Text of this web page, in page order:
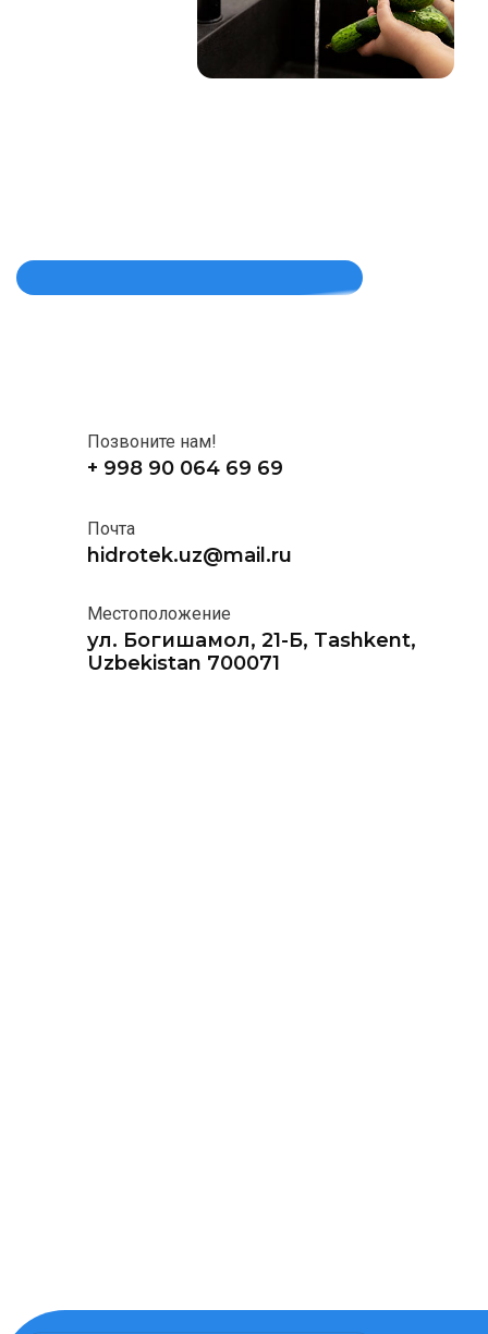
Позвоните нам!
+ 998 90 064 69 69
Почта
hidrotek.uz@mail.ru
Местоположение
ул. Богишамол, 21-Б, Tashkent,
Uzbekistan 700071